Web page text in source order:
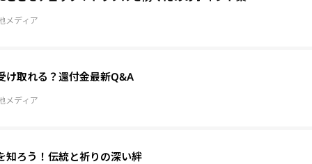
メディア
け取れる？還付金最新Q&A
メディア
知ろう！伝統と祈りの深い絆